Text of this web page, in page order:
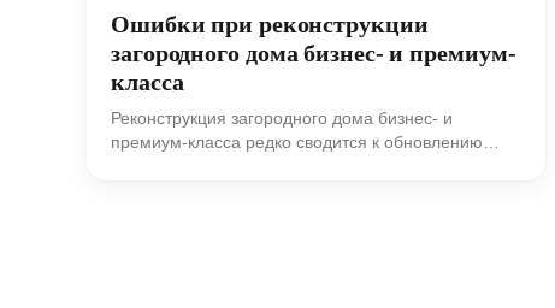
Ошибки при реконструкции
загородного дома бизнес- и премиум-
класса
Реконструкция загородного дома бизнес- и
премиум-класса редко сводится к обновлению